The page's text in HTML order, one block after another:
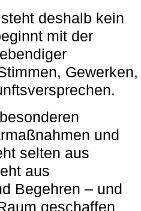
deshalb kein
mit der
Gewerken,
und
selten aus
aus
Begehren – und
geschaffen